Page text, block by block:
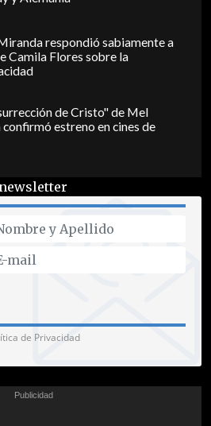
respondió sabiamente a
Camila Flores sobre la
de Cristo" de Mel
confirmó estreno en cines de
de Privacidad